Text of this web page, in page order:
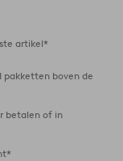
artikel*
pakketten boven de
betalen of in